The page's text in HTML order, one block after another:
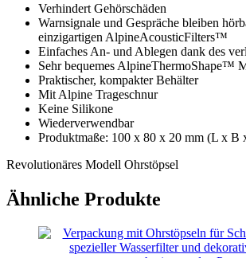
Verhindert Gehörschäden
Warnsignale und Gespräche bleiben
einzigartigen AlpineAcousticFilters™
Einfaches An- und Ablegen dank des
Sehr bequemes AlpineThermoShape™
Praktischer, kompakter Behälter
Mit Alpine Trageschnur
Keine Silikone
Wiederverwendbar
Produktmaße: 100 x 80 x 20 mm (L x B
Revolutionäres Modell Ohrstöpsel
Modell Ohrstöpsel zu entwickeln. Die sehr gut
ausführlich getestete Form der Ohrstöpsel sorgt
AlpineAcousticFilters™ – Sicherheit über alles
Ähnliche Produkte